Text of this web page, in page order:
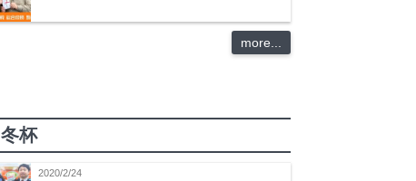
more...
冬杯
2020/2/24